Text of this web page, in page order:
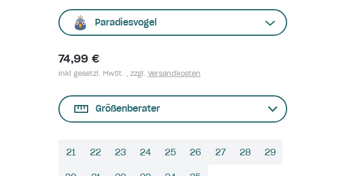
Paradiesvogel
74,99 €
inkl gesetzl. MwSt. , zzgl. Versandkosten
Größenberater
21 22 23 24 25 26 27 28 29